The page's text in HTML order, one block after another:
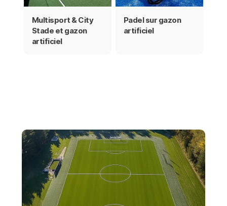
Multisport & City
Stade et gazon
artificiel
Padel sur gazon
artificiel